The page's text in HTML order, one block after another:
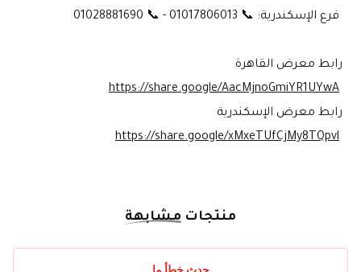
رابط معرض القاهرة
https://share.google/AacMjnoGmiYR1UYwA
رابط معرض الإسكندرية
https://share.google/xMxeTUfCjMy8TQpvl
منتجات مشابهة
حدث خطأ ما